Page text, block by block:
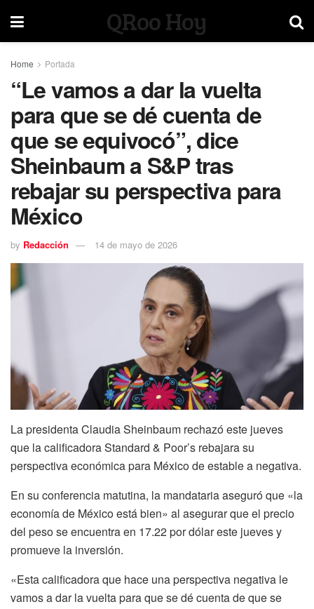
QRoo Hoy
Home Portada
“Le vamos a dar la vuelta
para que se dé cuenta de
que se equivocó”, dice
Sheinbaum a S&P tras
rebajar su perspectiva para
México
by Redacción 14 de mayo de 2026
La presidenta Claudia Sheinbaum rechazó este jueves
que la calificadora Standard & Poor’s rebajara su
perspectiva económica para México de estable a negativa.
En su conferencia matutina, la mandataria aseguró que «la
economía de México está bien» al asegurar que el precio
del peso se encuentra en 17.22 por dólar este jueves y
promueve la inversión.
«Esta calificadora que hace una perspectiva negativa le
vamos a dar la vuelta para que se dé cuenta de que se